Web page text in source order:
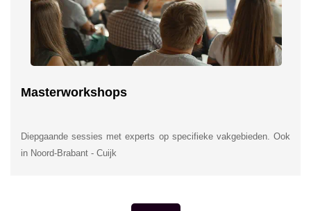
Masterworkshops
Diepgaande sessies met experts op specifieke vakgebieden. Ook
in Noord-Brabant - Cuijk